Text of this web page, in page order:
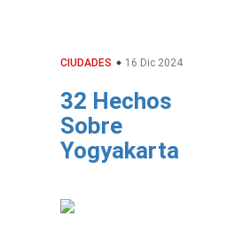
CIUDADES 16 Dic 2024
32 Hechos
Sobre
Yogyakarta